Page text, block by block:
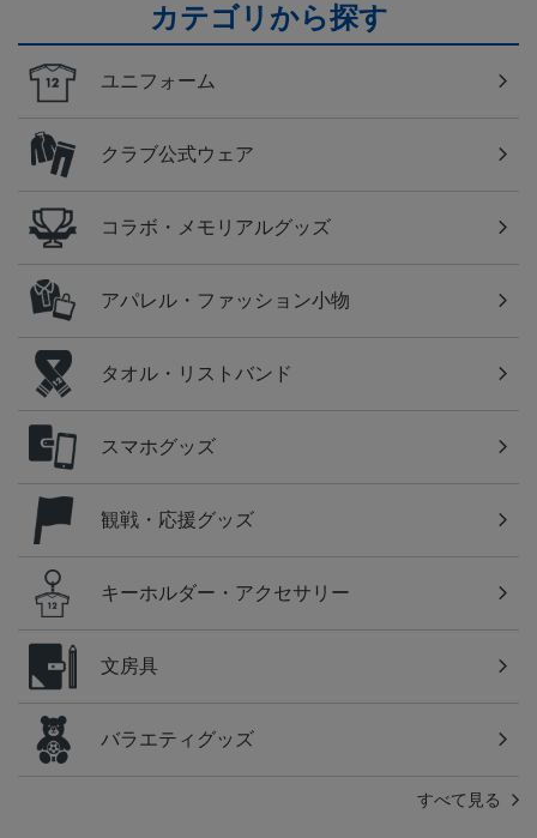
カテゴリから探す
ユニフォーム
クラブ公式ウェア
コラボ・メモリアルグッズ
アパレル・ファッション小物
タオル・リストバンド
スマホグッズ
観戦・応援グッズ
キーホルダー・アクセサリー
文房具
バラエティグッズ
すべて見る